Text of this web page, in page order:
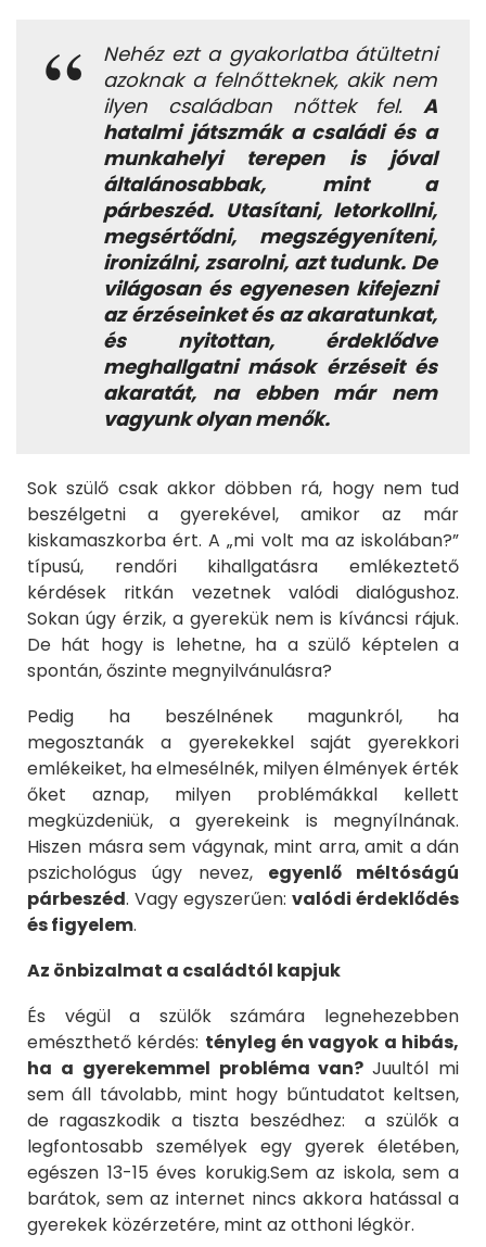
Nehéz ezt a gyakorlatba átültetni
azoknak a felnőtteknek, akik nem
ilyen családban nőttek fel. A
hatalmi játszmák a családi és a
munkahelyi terepen is jóval
általánosabbak, mint a
párbeszéd. Utasítani, letorkollni,
megsértődni, megszégyeníteni,
ironizálni, zsarolni, azt tudunk. De
világosan és egyenesen kifejezni
az érzéseinket és az akaratunkat,
és nyitottan, érdeklődve
meghallgatni mások érzéseit és
akaratát, na ebben már nem
vagyunk olyan menők.
Sok szülő csak akkor döbben rá, hogy nem tud
beszélgetni a gyerekével, amikor az már
kiskamaszkorba ért. A „mi volt ma az iskolában?”
típusú, rendőri kihallgatásra emlékeztető
kérdések ritkán vezetnek valódi dialógushoz.
Sokan úgy érzik, a gyerekük nem is kíváncsi rájuk.
De hát hogy is lehetne, ha a szülő képtelen a
spontán, őszinte megnyilvánulásra?
Pedig ha beszélnének magunkról, ha
megosztanák a gyerekekkel saját gyerekkori
emlékeiket, ha elmesélnék, milyen élmények érték
őket aznap, milyen problémákkal kellett
megküzdeniük, a gyerekeink is megnyílnának.
Hiszen másra sem vágynak, mint arra, amit a dán
pszichológus úgy nevez, egyenlő méltóságú
párbeszéd. Vagy egyszerűen: valódi érdeklődés
és figyelem.
Az önbizalmat a családtól kapjuk
És végül a szülők számára legnehezebben
emészthető kérdés: tényleg én vagyok a hibás,
ha a gyerekemmel probléma van?Juultól mi
sem áll távolabb, mint hogy bűntudatot keltsen,
de ragaszkodik a tiszta beszédhez: a szülők a
legfontosabb személyek egy gyerek életében,
egészen 13-15 éves korukig.Sem az iskola, sem a
barátok, sem az internet nincs akkora hatással a
gyerekek közérzetére, mint az otthoni légkör.